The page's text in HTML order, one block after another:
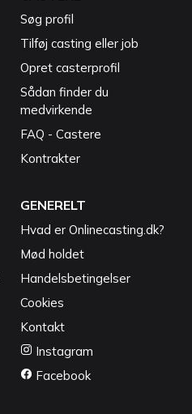
Søg profil
Tilføj casting eller job
Opret casterprofil
Sådan finder du
medvirkende
FAQ - Castere
Kontrakter
GENERELT
Hvad er Onlinecasting.dk?
Mød holdet
Handelsbetingelser
Cookies
Kontakt
Instagram
Facebook